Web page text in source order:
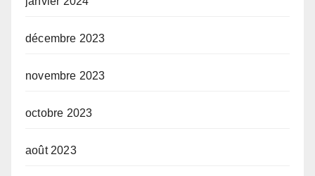
décembre 2023
novembre 2023
octobre 2023
août 2023